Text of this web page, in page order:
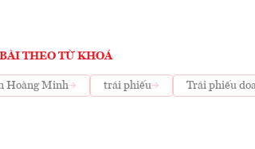
THEO TỪ KHOÁ
Hoàng Minh trái phiếu Trái phiếu